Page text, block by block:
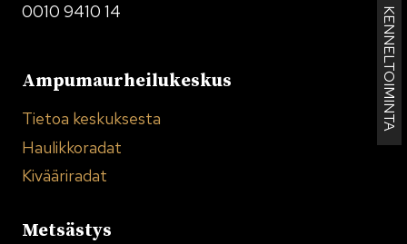
KENNELTOIMINTA
0010 9410 14
Ampumaurheilukeskus
Tietoa keskuksesta
Haulikkoradat
Kivääriradat
Metsästys